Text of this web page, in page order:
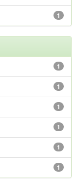
1
1
1
1
1
1
1